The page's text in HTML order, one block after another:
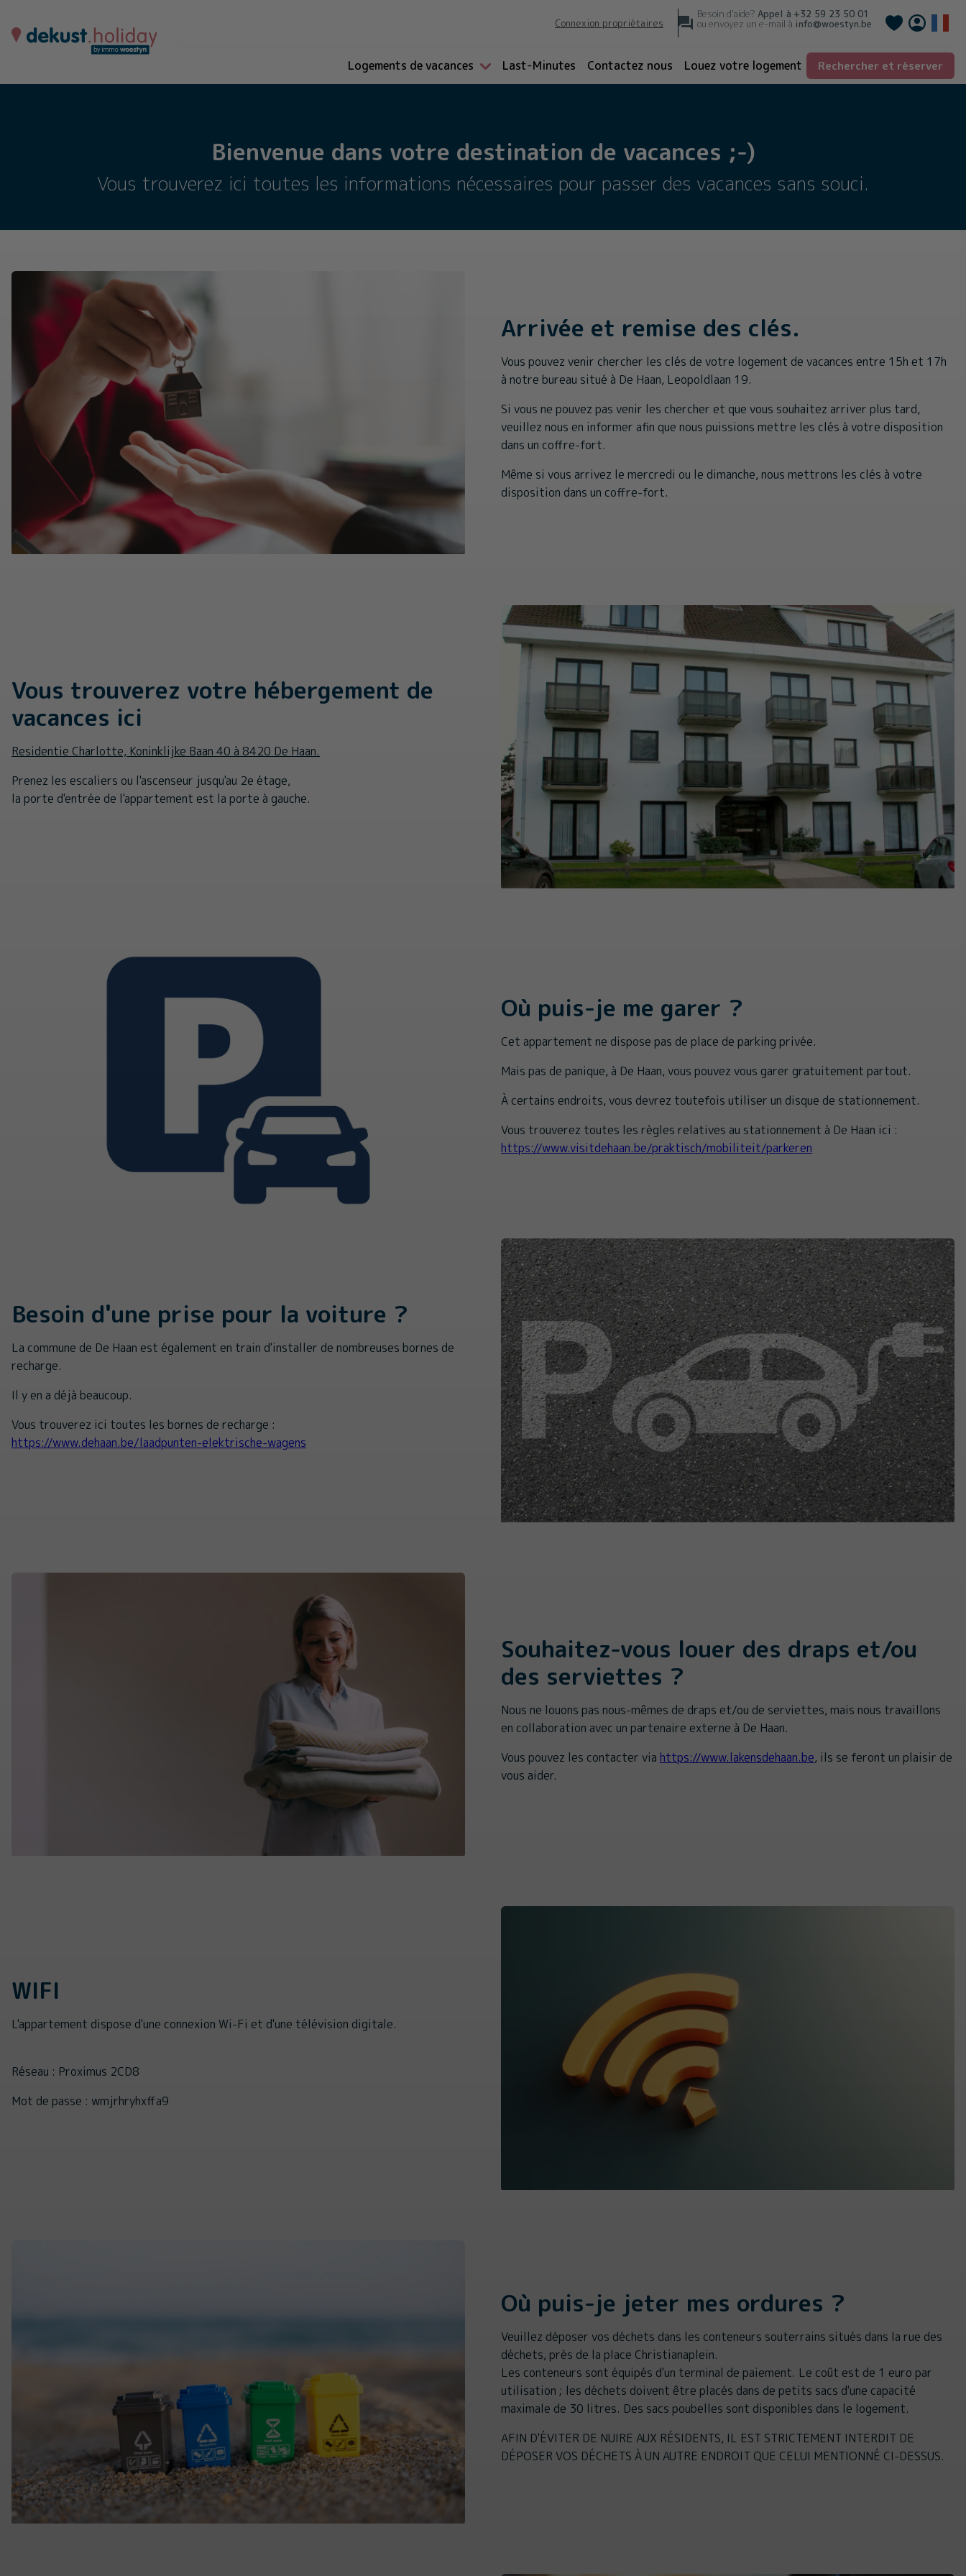
Connexion propriétaires
Besoin d'aide? Appel à +32 59 23 50 01
ou envoyez un e-mail à info@woestyn.be Deutsch
Logements de vacances Last-Minutes Contactez nous Louez votre logement Rechercher et réserver
Bienvenue dans votre destination de vacances ;-)
Vous trouverez ici toutes les informations nécessaires pour passer des vacances sans souci.
Arrivée et remise des clés.
Vous pouvez venir chercher les clés de votre logement de vacances entre 15h et 17h
à notre bureau situé à De Haan, Leopoldlaan 19.
Si vous ne pouvez pas venir les chercher et que vous souhaitez arriver plus tard,
veuillez nous en informer afin que nous puissions mettre les clés à votre disposition
dans un coffre-fort.
Même si vous arrivez le mercredi ou le dimanche, nous mettrons les clés à votre
disposition dans un coffre-fort.
Vous trouverez votre hébergement de
vacances ici
Residentie Charlotte, Koninklijke Baan 40 à 8420 De Haan.
Prenez les escaliers ou l'ascenseur jusqu'au 2e étage,
la porte d'entrée de l'appartement est la porte à gauche.
Où puis-je me garer ?
Cet appartement ne dispose pas de place de parking privée.
Mais pas de panique, à De Haan, vous pouvez vous garer gratuitement partout.
À certains endroits, vous devrez toutefois utiliser un disque de stationnement.
Vous trouverez toutes les règles relatives au stationnement à De Haan ici :
https://www.visitdehaan.be/praktisch/mobiliteit/parkeren
Besoin d'une prise pour la voiture ?
La commune de De Haan est également en train d'installer de nombreuses bornes de
recharge.
Il y en a déjà beaucoup.
Vous trouverez ici toutes les bornes de recharge :
https://www.dehaan.be/laadpunten-elektrische-wagens
Souhaitez-vous louer des draps et/ou
des serviettes ?
Nous ne louons pas nous-mêmes de draps et/ou de serviettes, mais nous travaillons
en collaboration avec un partenaire externe à De Haan.
Vous pouvez les contacter via https://www.lakensdehaan.be, ils se feront un plaisir de
vous aider.
WIFI
L'appartement dispose d'une connexion Wi-Fi et d'une télévision digitale.
Réseau : Proximus 2CD8
Mot de passe : wmjrhryhxffa9
Où puis-je jeter mes ordures ?
Veuillez déposer vos déchets dans les conteneurs souterrains situés dans la rue des
déchets, près de la place Christianaplein.
Les conteneurs sont équipés d'un terminal de paiement. Le coût est de 1 euro par
utilisation ; les déchets doivent être placés dans de petits sacs d'une capacité
maximale de 30 litres. Des sacs poubelles sont disponibles dans le logement.
AFIN D'ÉVITER DE NUIRE AUX RÉSIDENTS, IL EST STRICTEMENT INTERDIT DE
DÉPOSER VOS DÉCHETS À UN AUTRE ENDROIT QUE CELUI MENTIONNÉ CI-DESSUS.